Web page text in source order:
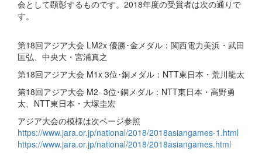
会として顕彰するものです。2018年度の受賞者は次の通りで
す。
第18回アジア大会 LM2x 優勝･金メダル：関西電力美浜・武田
匡弘、中央大・宮浦真之
第18回アジア大会 M1x 3位･銅メダル：NTT東日本・荒川龍太
第18回アジア大会 M2- 3位･銅メダル：NTT東日本・高野勇
太、NTT東日本・大塚圭宏
アジア大会の模様は次ページ参照
https://www.jara.or.jp/national/2018/2018asiangames-1.html
https://www.jara.or.jp/national/2018/2018asiangames.html